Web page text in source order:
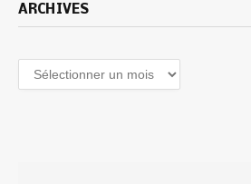
ARCHIVES
Archives